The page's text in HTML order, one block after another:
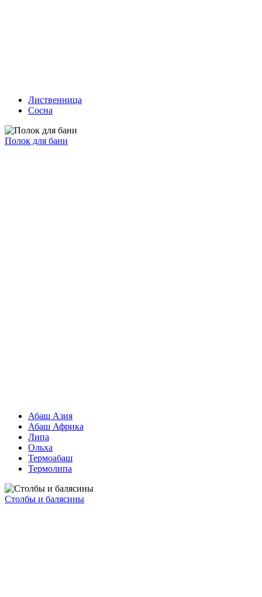
Лиственница
Сосна
Полок для бани
Абаш Азия
Абаш Африка
Липа
Ольха
Термоабаш
Термолипа
Столбы и балясины